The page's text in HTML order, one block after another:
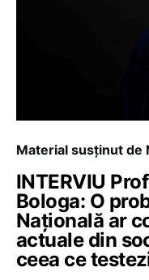
Material susținut de
INTERVIU
Bologa: O
Națională ar
actuale din
ceea ce